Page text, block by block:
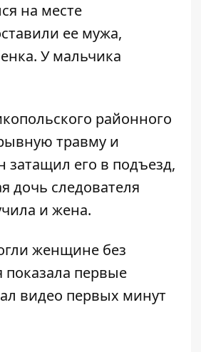
на месте
ее мужа,
У мальчика
районного
травму и
затащил его в подъезд,
дочь следователя
и жена.
женщине без
показала первые
видео первых минут